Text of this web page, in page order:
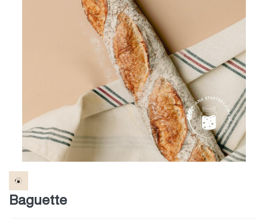
Baguette